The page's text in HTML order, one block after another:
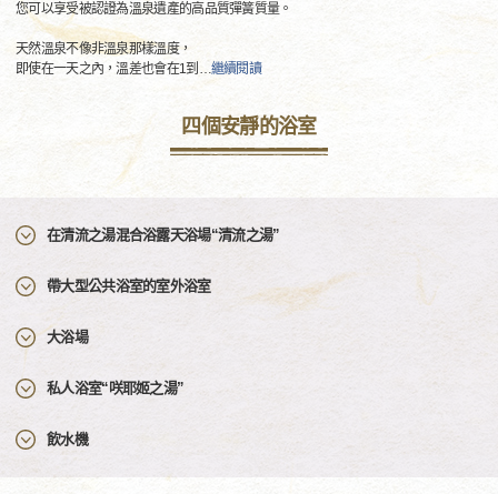
您可以享受被認證為溫泉遺產的高品質彈簧質量。
天然溫泉不像非溫泉那樣溫度，
即使在一天之內，溫差也會在1到 …繼續閱讀
四個安靜的浴室
在清流之湯混合浴露天浴場“清流之湯”
帶大型公共浴室的室外浴室
大浴場
私人浴室“咲耶姬之湯”
飲水機